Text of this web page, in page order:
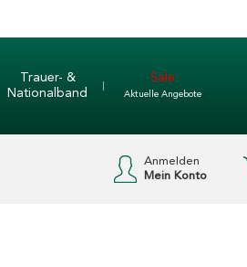
Trauer- &
Nationalband
Sale
Aktuelle Angebote
Anmelden
Mein Konto